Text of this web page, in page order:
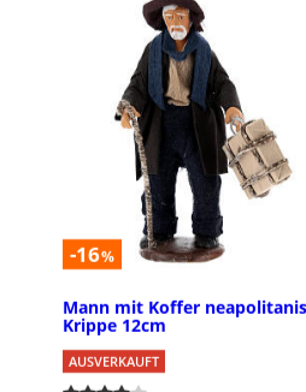
-16%
Mann mit Koffer
Krippe 12cm
AUSVERKAUFT